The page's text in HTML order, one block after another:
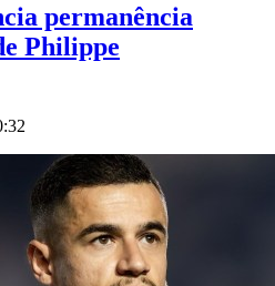
permanência
Philippe